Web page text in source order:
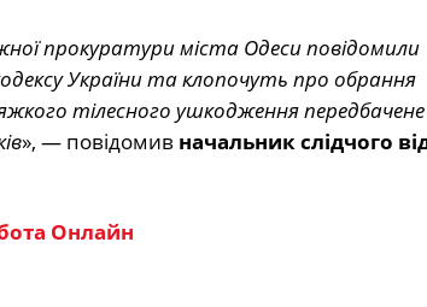
прокуратури міста Одеси повідомили
України та клопочуть про обрання
тілесного ушкодження
», — повідомив начальник слідчого
Онлайн